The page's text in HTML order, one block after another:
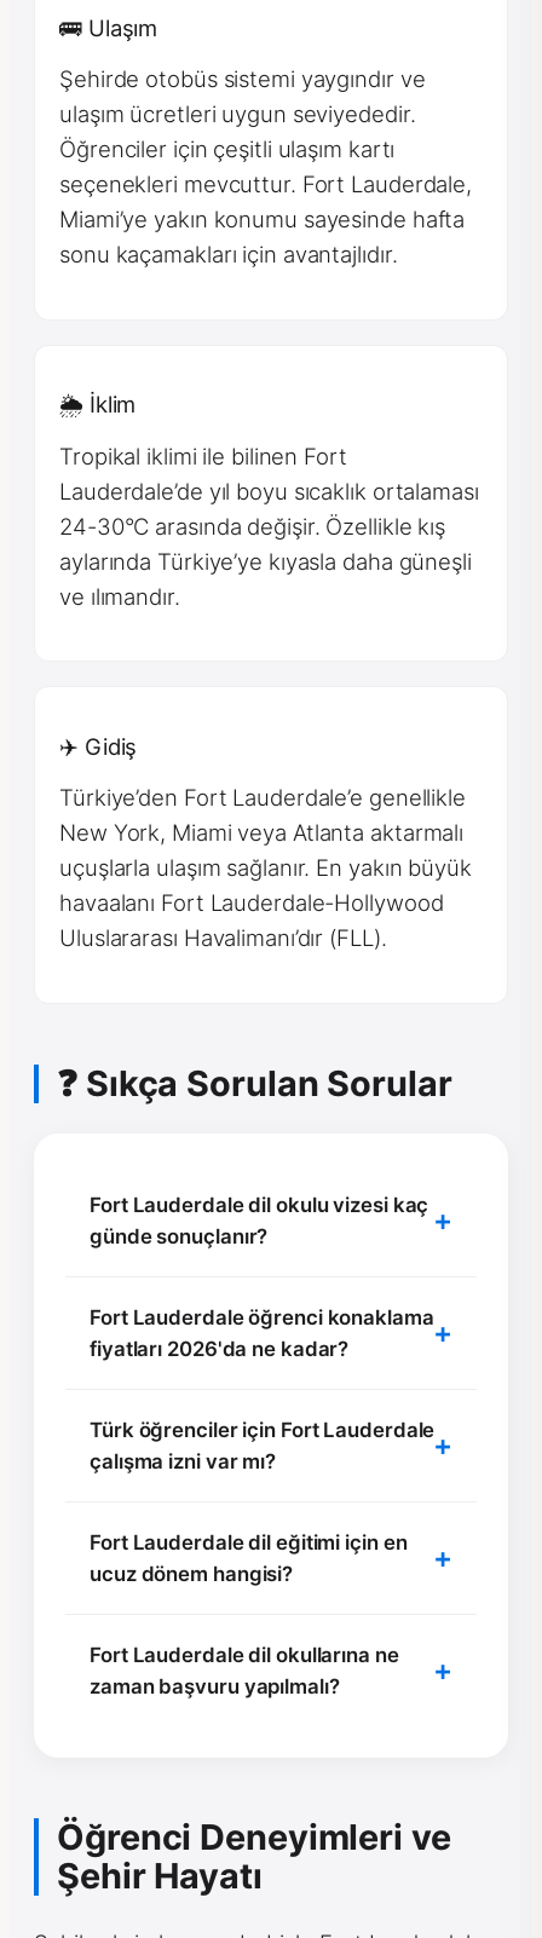
🚌 Ulaşım
Şehirde otobüs sistemi yaygındır ve
ulaşım ücretleri uygun seviyededir.
Öğrenciler için çeşitli ulaşım kartı
seçenekleri mevcuttur. Fort Lauderdale,
Miami’ye yakın konumu sayesinde hafta
sonu kaçamakları için avantajlıdır.
🌦 İklim
Tropikal iklimi ile bilinen Fort
Lauderdale’de yıl boyu sıcaklık ortalaması
24-30°C arasında değişir. Özellikle kış
aylarında Türkiye’ye kıyasla daha güneşli
ve ılımandır.
✈️ Gidiş
Türkiye’den Fort Lauderdale’e genellikle
New York, Miami veya Atlanta aktarmalı
uçuşlarla ulaşım sağlanır. En yakın büyük
havaalanı Fort Lauderdale-Hollywood
Uluslararası Havalimanı’dır (FLL).
❓ Sıkça Sorulan Sorular
Fort Lauderdale dil okulu vizesi kaç
günde sonuçlanır?
Fort Lauderdale öğrenci konaklama
fiyatları 2026'da ne kadar?
Türk öğrenciler için Fort Lauderdale
çalışma izni var mı?
Fort Lauderdale dil eğitimi için en
ucuz dönem hangisi?
Fort Lauderdale dil okullarına ne
zaman başvuru yapılmalı?
Öğrenci Deneyimleri ve
Şehir Hayatı